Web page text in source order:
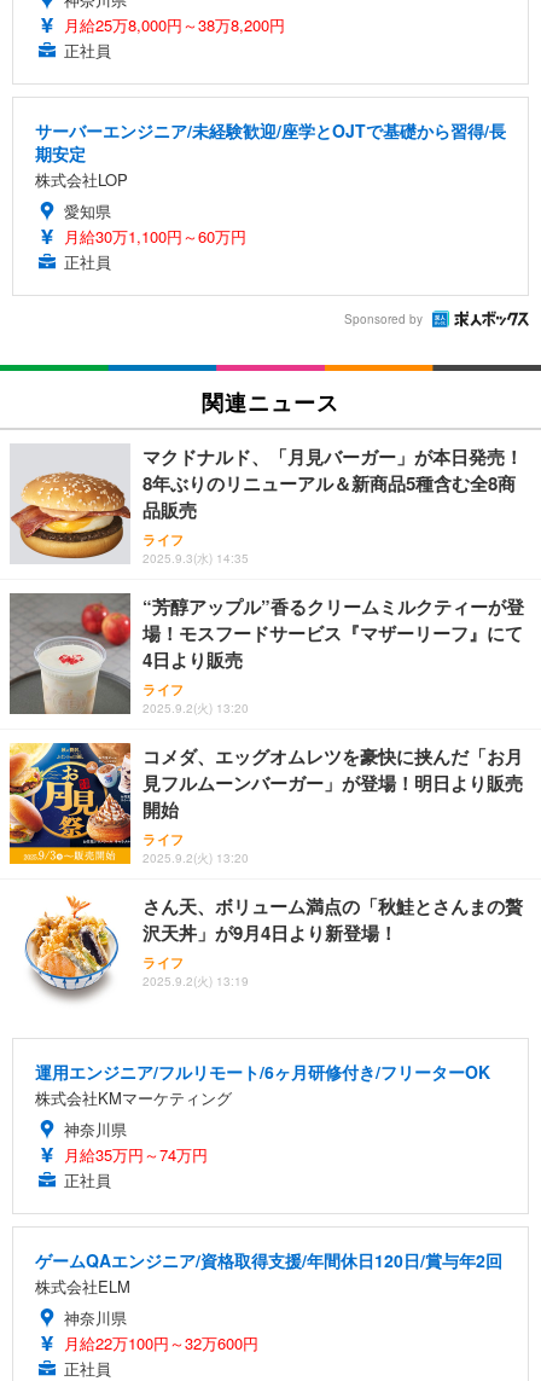
月給25万8,000円～38万8,200円
正社員
サーバーエンジニア/未経験歓迎/座学とOJTで基礎から習得/長
期安定
株式会社LOP
愛知県
月給30万1,100円～60万円
正社員
Sponsored by
関連ニュース
マクドナルド、「月見バーガー」が本日発売！
8年ぶりのリニューアル＆新商品5種含む全8商
品販売
ライフ
2025.9.3(水) 14:35
“芳醇アップル”香るクリームミルクティーが登
場！モスフードサービス『マザーリーフ』にて
4日より販売
ライフ
2025.9.2(火) 13:20
コメダ、エッグオムレツを豪快に挟んだ「お月
見フルムーンバーガー」が登場！明日より販売
開始
ライフ
2025.9.2(火) 13:20
さん天、ボリューム満点の「秋鮭とさんまの贅
沢天丼」が9月4日より新登場！
ライフ
2025.9.2(火) 13:19
運用エンジニア/フルリモート/6ヶ月研修付き/フリーターOK
株式会社KMマーケティング
神奈川県
月給35万円～74万円
正社員
ゲームQAエンジニア/資格取得支援/年間休日120日/賞与年2回
株式会社ELM
神奈川県
月給22万100円～32万600円
正社員